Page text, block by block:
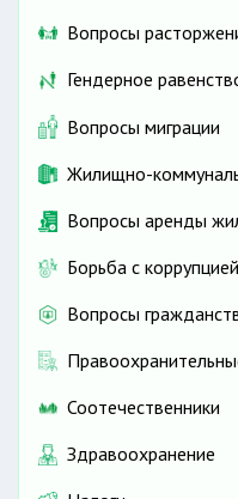
Вопросы
Гендерное
Вопросы миграции
Жилищно-
Вопросы аренды
Борьба с коррупцией
Вопросы
Соотечественники
Здравоохранение